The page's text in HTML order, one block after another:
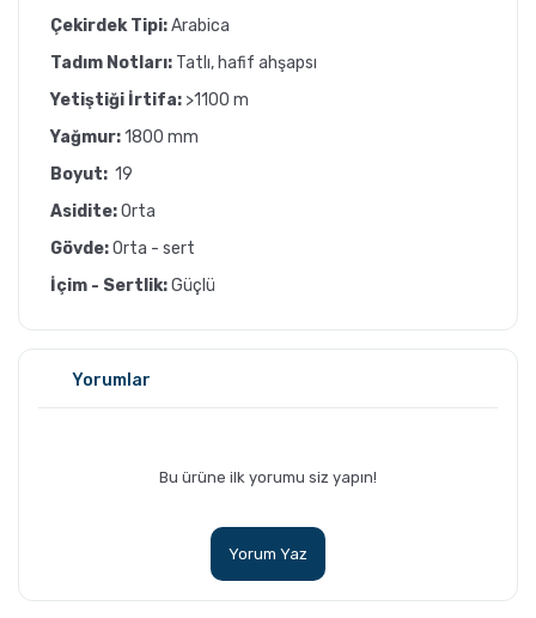
Çekirdek Tipi:Arabica
Tadım Notları: Tatlı, hafif ahşapsı
Yetiştiği İrtifa: >1100 m
Yağmur:1800 mm
Boyut: 19
Asidite:Orta
Gövde:Orta - sert
İçim - Sertlik:Güçlü
Yorumlar
Bu ürüne ilk yorumu siz yapın!
Yorum Yaz